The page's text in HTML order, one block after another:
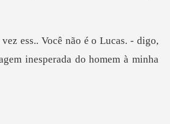
o é o Lucas. - digo,